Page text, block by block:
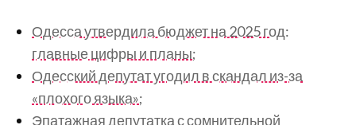
Одесса утвердила бюджет на 2025 год:
главные цифры и планы;
Одесский депутат угодил в скандал из-за
«плохого языка»;
Эпатажная депутатка с сомнительной